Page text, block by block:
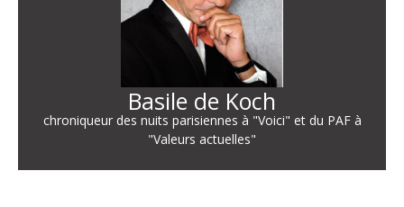
Basile de Koch
chroniqueur des nuits parisiennes à "Voici" et du PAF à
"Valeurs actuelles"